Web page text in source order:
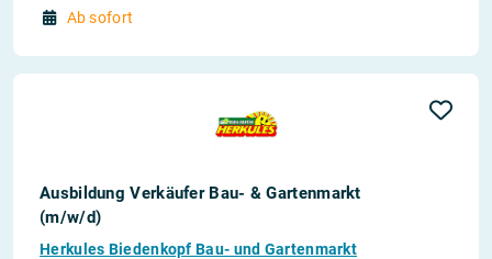
Ab sofort
Ausbildung Verkäufer Bau- & Gartenmarkt
(m/w/d)
Herkules Biedenkopf Bau- und Gartenmarkt